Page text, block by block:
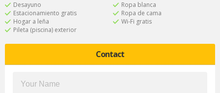
Desayuno
Estacionamiento gratis
Hogar a leña
Pileta (piscina) exterior
Ropa blanca
Ropa de cama
Wi-Fi gratis
Contact